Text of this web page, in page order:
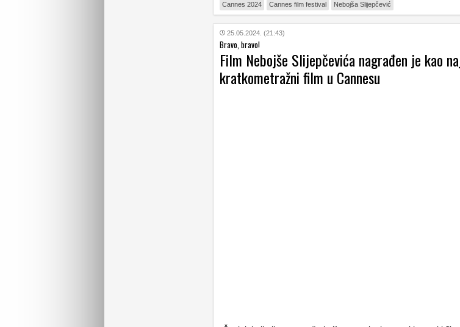
Cannes 2024 Cannes film festival Nebojša Slijepčević
25.05.2024. (21:43)
Bravo, bravo!
Film Nebojše Slijepčevića nagrađen je kao
kratkometražni film u Cannesu